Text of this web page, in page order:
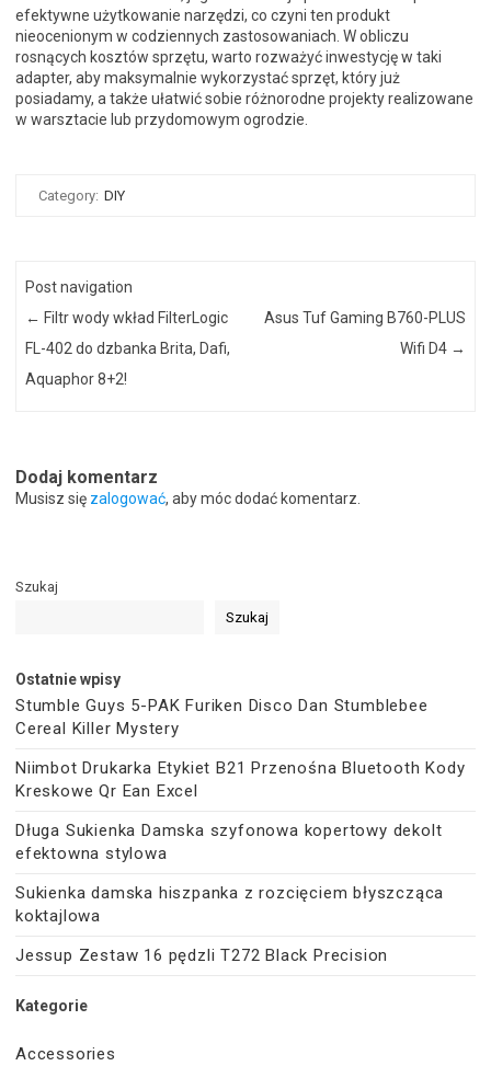
efektywne użytkowanie narzędzi, co czyni ten produkt
nieocenionym w codziennych zastosowaniach. W obliczu
rosnących kosztów sprzętu, warto rozważyć inwestycję w taki
adapter, aby maksymalnie wykorzystać sprzęt, który już
posiadamy, a także ułatwić sobie różnorodne projekty realizowane
w warsztacie lub przydomowym ogrodzie.
Category: DIY
Post navigation
← Filtr wody wkład FilterLogic
FL-402 do dzbanka Brita, Dafi,
Aquaphor 8+2!
Asus Tuf Gaming B760-PLUS
Wifi D4 →
Dodaj komentarz
Musisz się zalogować, aby móc dodać komentarz.
Szukaj
Szukaj
Ostatnie wpisy
Stumble Guys 5-PAK Furiken Disco Dan Stumblebee
Cereal Killer Mystery
Niimbot Drukarka Etykiet B21 Przenośna Bluetooth Kody
Kreskowe Qr Ean Excel
Długa Sukienka Damska szyfonowa kopertowy dekolt
efektowna stylowa
Sukienka damska hiszpanka z rozcięciem błyszcząca
koktajlowa
Jessup Zestaw 16 pędzli T272 Black Precision
Kategorie
Accessories